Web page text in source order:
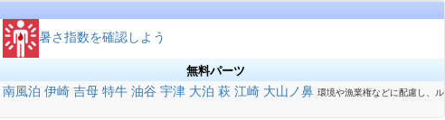
暑さ指数を確認しよう
無料パーツ
南風泊 伊崎 吉母 特牛 油谷 宇津 大泊 萩 江崎 大山ノ鼻 環境や漁業権などに配慮し、ル